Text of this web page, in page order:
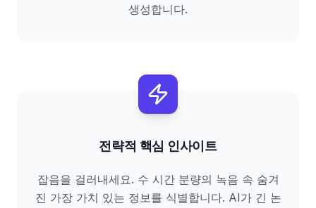
생성합니다.
전략적 핵심 인사이트
잡음을 걸러내세요. 수 시간 분량의 녹음 속 숨겨
진 가장 가치 있는 정보를 식별합니다. AI가 긴 논